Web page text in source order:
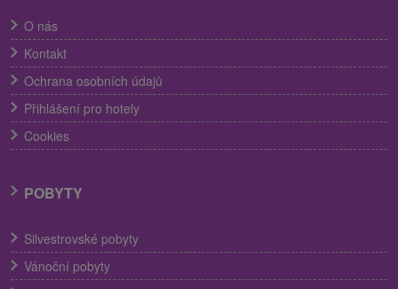
O nás
Kontakt
Ochrana osobních údajů
Přihlášení pro hotely
Cookies
POBYTY
Silvestrovské pobyty
Vánoční pobyty